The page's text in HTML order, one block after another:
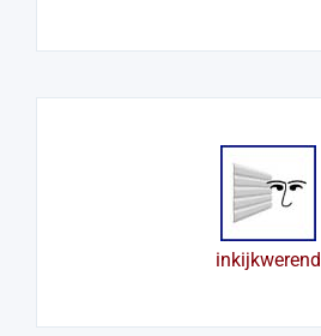
inkijkwerend